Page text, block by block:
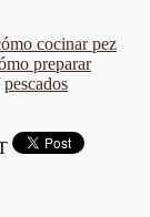
cocinar pez
preparar
pescados